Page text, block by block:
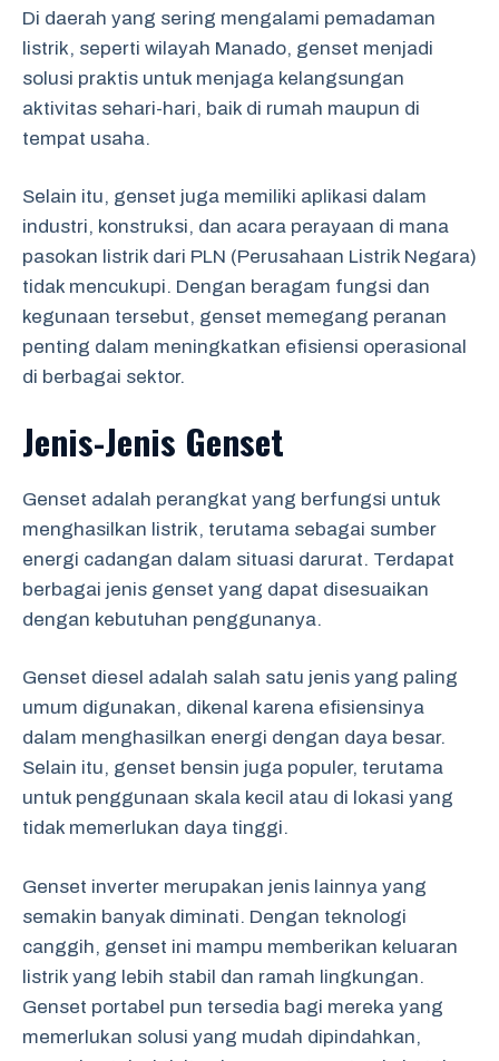
Di daerah yang sering mengalami pemadaman
listrik, seperti wilayah Manado, genset menjadi
solusi praktis untuk menjaga kelangsungan
aktivitas sehari-hari, baik di rumah maupun di
tempat usaha.
Selain itu, genset juga memiliki aplikasi dalam
industri, konstruksi, dan acara perayaan di mana
pasokan listrik dari PLN (Perusahaan Listrik Negara)
tidak mencukupi. Dengan beragam fungsi dan
kegunaan tersebut, genset memegang peranan
penting dalam meningkatkan efisiensi operasional
di berbagai sektor.
Jenis-Jenis Genset
Genset adalah perangkat yang berfungsi untuk
menghasilkan listrik, terutama sebagai sumber
energi cadangan dalam situasi darurat. Terdapat
berbagai jenis genset yang dapat disesuaikan
dengan kebutuhan penggunanya.
Genset diesel adalah salah satu jenis yang paling
umum digunakan, dikenal karena efisiensinya
dalam menghasilkan energi dengan daya besar.
Selain itu, genset bensin juga populer, terutama
untuk penggunaan skala kecil atau di lokasi yang
tidak memerlukan daya tinggi.
Genset inverter merupakan jenis lainnya yang
semakin banyak diminati. Dengan teknologi
canggih, genset ini mampu memberikan keluaran
listrik yang lebih stabil dan ramah lingkungan.
Genset portabel pun tersedia bagi mereka yang
memerlukan solusi yang mudah dipindahkan,